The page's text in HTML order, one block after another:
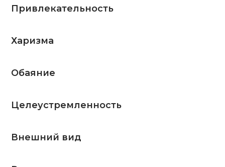
Привлекательность
Харизма
Обаяние
Целеустремленность
Внешний вид